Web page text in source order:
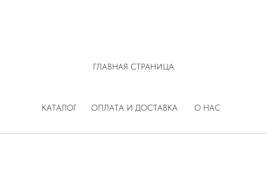
ГЛАВНАЯ СТРАНИЦА
КАТАЛОГ О НАС
ОПЛАТА И ДОСТАВКА